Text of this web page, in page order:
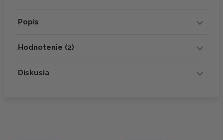
Popis
Hodnotenie (2)
Diskusia